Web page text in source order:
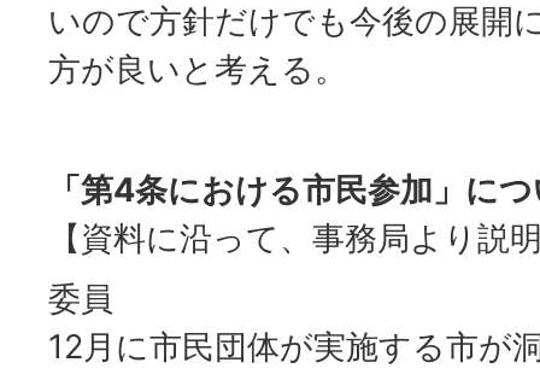
いので方針だけでも今後の展開
方が良いと考える。
「第4条における市民参加」に
【資料に沿って、事務局より説
委員
12月に市民団体が実施する市が